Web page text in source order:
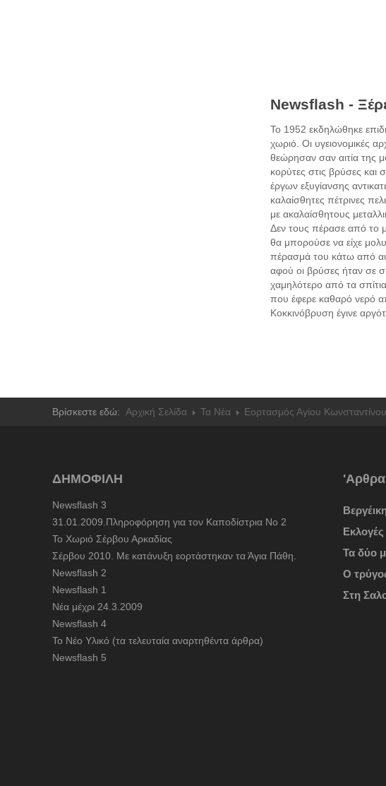
Newsflash -
Το 1952 εκδηλώθηκε
χωριό. Οι υγειονομικές
θεώρησαν σαν αιτία της
κορύτες στις βρύσες και
έργων εξυγίανσης
καλαίσθητες πέτρινες
με ακαλαίσθητους
Δεν τους πέρασε από το
θα μπορούσε να είχε
πέρασμά του κάτω από
αφού οι βρύσες ήταν σε
χαμηλότερο από τα
που έφερε καθαρό νερό
Κοκκινόβρυση έγινε
Βρίσκεστε εδώ: Αρχική Σελίδα Τα Νέα Εορτασμός Αγίου
ΔΗΜΟΦΙΛΗ
Newsflash 3
31.01.2009.Πληροφόρηση για τον Καποδίστρια Νο 2
To Χωριό Σέρβου Αρκαδίας
Σέρβου 2010. Με κατάνυξη εορτάστηκαν τα Άγια Πάθη.
Newsflash 2
Newsflash 1
Nέα μέχρι 24.3.2009
Newsflash 4
Το Νέο Υλικό (τα τελευταία αναρτηθέντα άρθρα)
Newsflash 5
'Αρθρα
Εκλογές
Τα δύο
Ο
Στη